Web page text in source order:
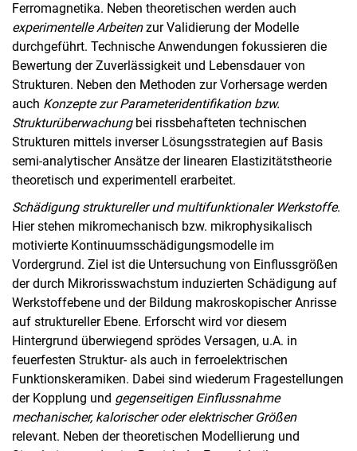
Ferromagnetika. Neben theoretischen werden auch
experimentelle Arbeitenzur Validierung der Modelle
durchgeführt. Technische Anwendungen fokussieren die
Bewertung der Zuverlässigkeit und Lebensdauer von
Strukturen. Neben den Methoden zur Vorhersage werden
auch Konzepte zur Parameteridentifikation bzw.
Strukturüberwachungbei rissbehafteten technischen
Strukturen mittels inverser Lösungsstrategien auf Basis
semi-analytischer Ansätze der linearen Elastizitätstheorie
theoretisch und experimentell erarbeitet.
Schädigung struktureller und multifunktionaler Werkstoffe.
Hier stehen mikromechanisch bzw. mikrophysikalisch
motivierte Kontinuumsschädigungsmodelle im
Vordergrund. Ziel ist die Untersuchung von Einflussgrößen
der durch Mikrorisswachstum induzierten Schädigung auf
Werkstoffebene und der Bildung makroskopischer Anrisse
auf struktureller Ebene. Erforscht wird vor diesem
Hintergrund überwiegend sprödes Versagen, u.A. in
feuerfesten Struktur- als auch in ferroelektrischen
Funktionskeramiken. Dabei sind wiederum Fragestellungen
der Kopplung und gegenseitigen Einflussnahme
mechanischer, kalorischer oder elektrischer Größen
relevant. Neben der theoretischen Modellierung und